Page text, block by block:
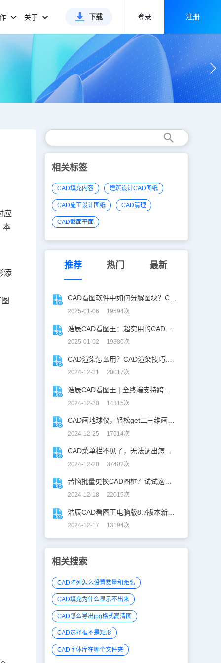
关于 下载 登录 注册
应
本
添
相关标签
CAD填充内容 建筑设计CAD图纸
CAD施工设计图纸 CAD清理
CAD截面平面
推荐 热门 最新
2025-01-06 19594次
2025-01-02 19880次
2024-12-31 20017次
2024-12-30 14315次
2024-12-25 17614次
2024-12-20 37402次
2024-12-18 22015次
2024-12-17 13194次
相关搜索
CAD阵列怎么设置数量和距离
CAD填充为什么显示不出来
CAD怎么导出jpg格式高清图
CAD选择框不是矩形
CAD字体库在哪个文件夹